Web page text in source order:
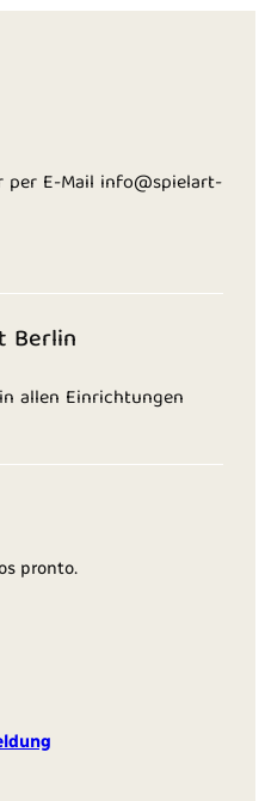
E-Mail info@spielart-
Berlin
allen Einrichtungen
pronto.